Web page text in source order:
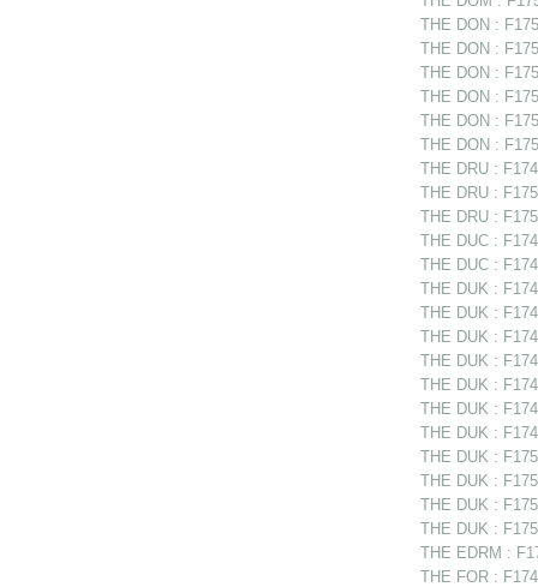
THE DON :
THE DON :
THE DON :
THE DON :
THE DON :
THE DON :
THE DRU :
THE DRU :
THE DRU :
THE DUC :
THE DUC :
THE DUK :
THE DUK :
THE DUK :
THE DUK :
THE DUK :
THE DUK :
THE DUK :
THE DUK :
THE DUK :
THE DUK :
THE DUK :
THE EDRM :
THE FOR :